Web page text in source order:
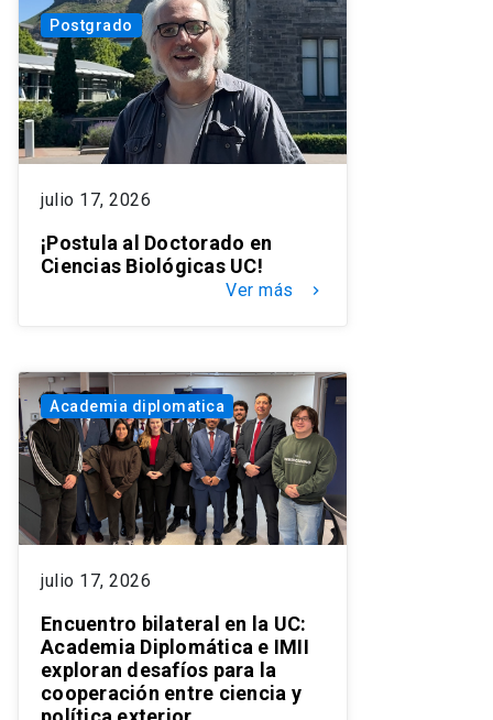
Postgrado
julio 17, 2026
¡Postula al Doctorado en
Ciencias Biológicas UC!
Ver más keyboard_arrow_right
Academia diplomatica
julio 17, 2026
Encuentro bilateral en la UC:
Academia Diplomática e IMII
exploran desafíos para la
cooperación entre ciencia y